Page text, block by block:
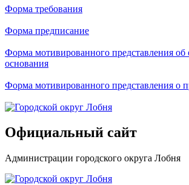
Форма требования
Форма предписание
Форма мотивированного представления об
основания
Форма мотивированного представления
Официальный сайт
Администрации городского округа Лобня